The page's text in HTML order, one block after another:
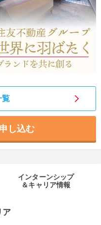
就活チャンネル
動画で対策講座をチェック
よくある質問
不明点があればこちら
覧
し込む
インターンシップ
＆キャリア情報
ア